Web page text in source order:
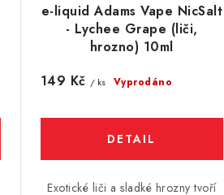
e-liquid Adams Vape NicSalt
- Lychee Grape (liči,
hrozno) 10ml
Vyprodáno
149 Kč / ks
Exotické liči a sladké hrozny tvoří